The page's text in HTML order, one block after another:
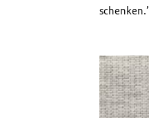
schenken.’